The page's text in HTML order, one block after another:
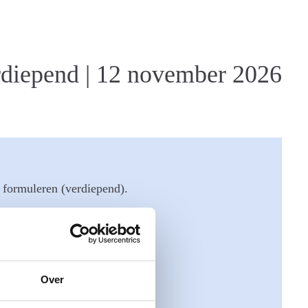
Over
| 12 november 2026
(verdiepend).